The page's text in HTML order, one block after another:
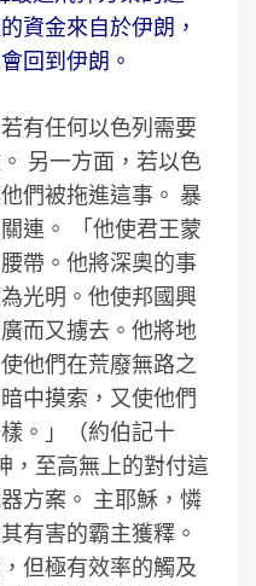
資金來自於伊朗，
回到伊朗。
有任何以色列需要
另一方面，若以色
們被拖進這事。 暴
連。 「他使君王蒙
帶。他將深奧的事
光明。他使邦國興
而又擄去。他將地
他們在荒廢無路之
中摸索，又使他們
。」（約伯記十
，至高無上的對付這
方案。 主耶穌，憐
有害的霸主獲釋。
但極有效率的觸及